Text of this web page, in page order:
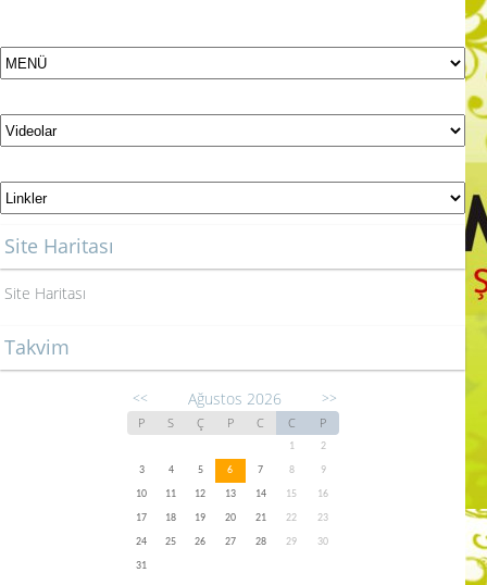
Site Haritası
Site Haritası
Takvim
<< Ağustos 2026 >>
P S Ç P C C P
1
2
3
4 5 6 7 8
9
10
11 12 13 14 15
16
17
18 19 20 21 22
23
24
25 26 27 28 29
30
31